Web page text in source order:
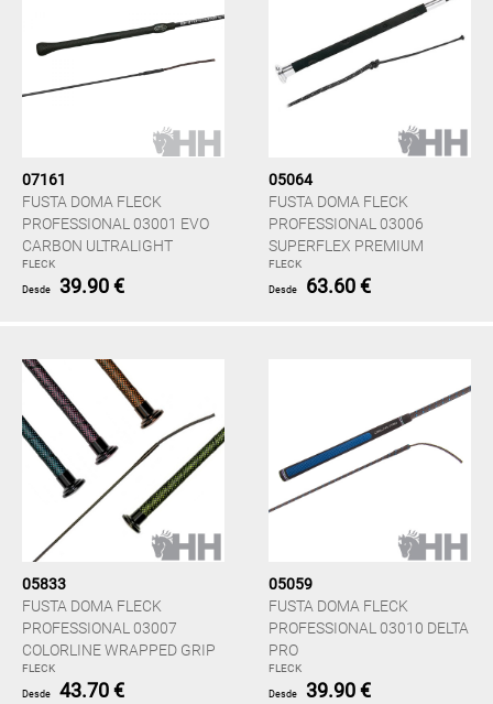
07161
FUSTA DOMA FLECK
PROFESSIONAL 03001 EVO
CARBON ULTRALIGHT
FLECK
Desde 39.90 €
05064
FUSTA DOMA FLECK
PROFESSIONAL 03006
SUPERFLEX PREMIUM
FLECK
Desde 63.60 €
05833
FUSTA DOMA FLECK
PROFESSIONAL 03007
COLORLINE WRAPPED GRIP
FLECK
Desde 43.70 €
05059
FUSTA DOMA FLECK
PROFESSIONAL 03010 DELTA
PRO
FLECK
Desde 39.90 €